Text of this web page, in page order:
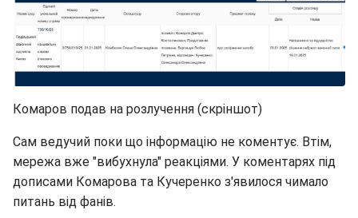
Комаров подав на розлучення (скріншот)
Сам ведучий поки що інформацію не коментує. Втім,
мережа вже "вибухнула" реакціями. У коментарях під
дописами Комарова та Кучеренко з'явилося чимало
питань від фанів.